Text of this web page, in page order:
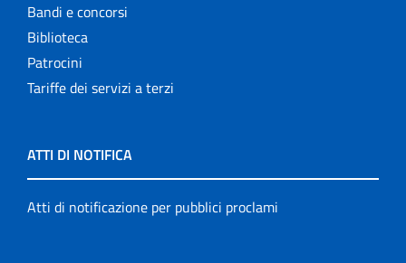
Bandi e concorsi
Biblioteca
Patrocini
Tariffe dei servizi a terzi
ATTI DI NOTIFICA
Atti di notificazione per pubblici proclami